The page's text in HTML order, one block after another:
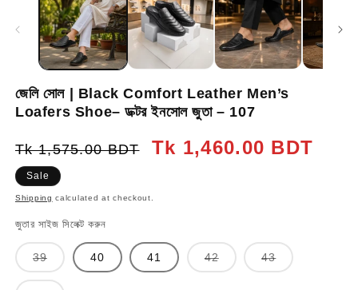
জেলি সোল | Black Comfort Leather Men’s
Loafers Shoe– ডক্টর ইনসোল জুতা – 107
Regular
Tk 1,575.00 BDT
Sale
Tk 1,460.00 BDT
Sale
Shipping calculated at checkout.
জুতার সাইজ সিলেক্ট করুন
39Variant
sold
out
40 41 42Variant
sold
43Variant
sold